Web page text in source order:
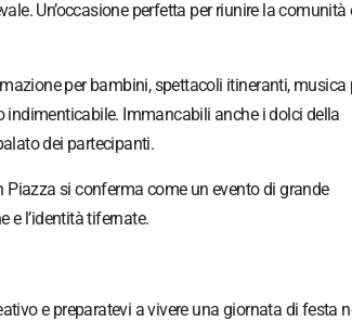
Un’occasione perfetta per riunire la comunità
per bambini, spettacoli itineranti, musica
indimenticabile. Immancabili anche i dolci della
dei partecipanti.
Piazza si conferma come un evento di grande
e l’identità tifernate.
e preparatevi a vivere una giornata di festa